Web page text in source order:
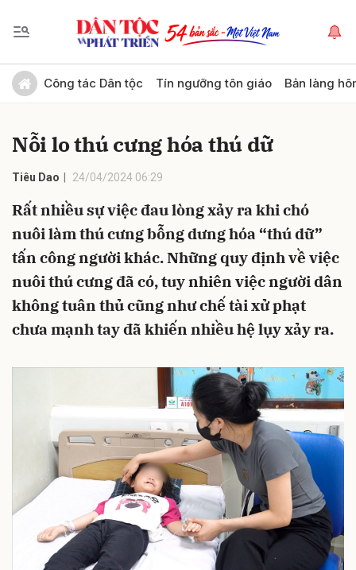
Công tác Dân tộc Tín ngưỡng tôn giáo Bản làng
Nỗi lo thú cưng hóa thú dữ
Tiêu Dao 24/04/2024 06:29
Rất nhiều sự việc đau lòng xảy ra khi chó
nuôi làm thú cưng bỗng dưng hóa “thú dữ”
tấn công người khác. Những quy định về việc
nuôi thú cưng đã có, tuy nhiên việc người dân
không tuân thủ cũng như chế tài xử phạt
chưa mạnh tay đã khiến nhiều hệ lụy xảy ra.
Gửi bình luận
Hủy Gửi